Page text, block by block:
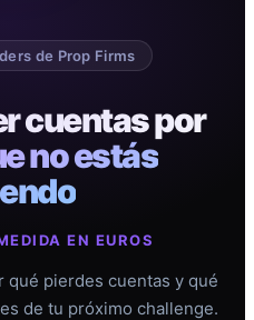
de Prop Firms
cuentas por
no estás
EN EUROS
qué pierdes cuentas y qué
de tu próximo challenge.